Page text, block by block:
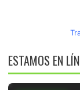
ESTAMOS EN